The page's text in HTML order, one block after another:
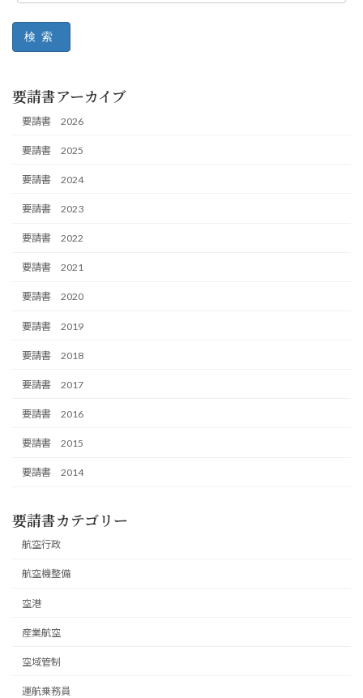
検索
要請書アーカイブ
要請書 2026
要請書 2025
要請書 2024
要請書 2023
要請書 2022
要請書 2021
要請書 2020
要請書 2019
要請書 2018
要請書 2017
要請書 2016
要請書 2015
要請書 2014
要請書カテゴリー
航空行政
航空機整備
空港
産業航空
空域管制
運航乗務員